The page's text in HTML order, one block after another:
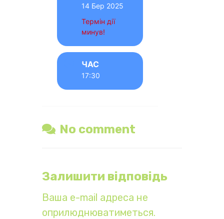
14 Бер 2025
Термін дії
минув!
ЧАС
17:30
No comment
Залишити відповідь
Ваша e-mail адреса не
оприлюднюватиметься.